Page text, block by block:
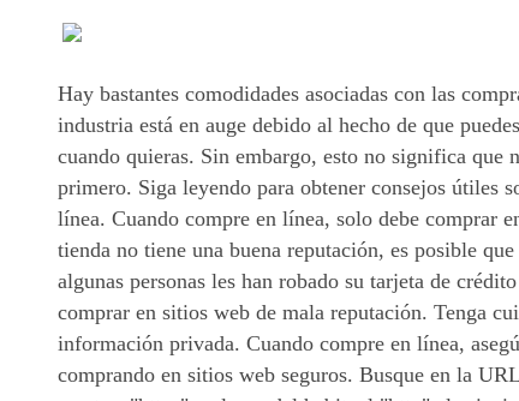
Hay bastantes comodidades asociadas con las
industria está en auge debido al hecho de que
cuando quieras. Sin embargo, esto no significa que
primero. Siga leyendo para obtener consejos útiles
línea. Cuando compre en línea, solo debe comprar
tienda no tiene una buena reputación, es posible
algunas personas les han robado su tarjeta de
comprar en sitios web de mala reputación. Tenga
información privada. Cuando compre en línea,
comprando en sitios web seguros. Busque en la